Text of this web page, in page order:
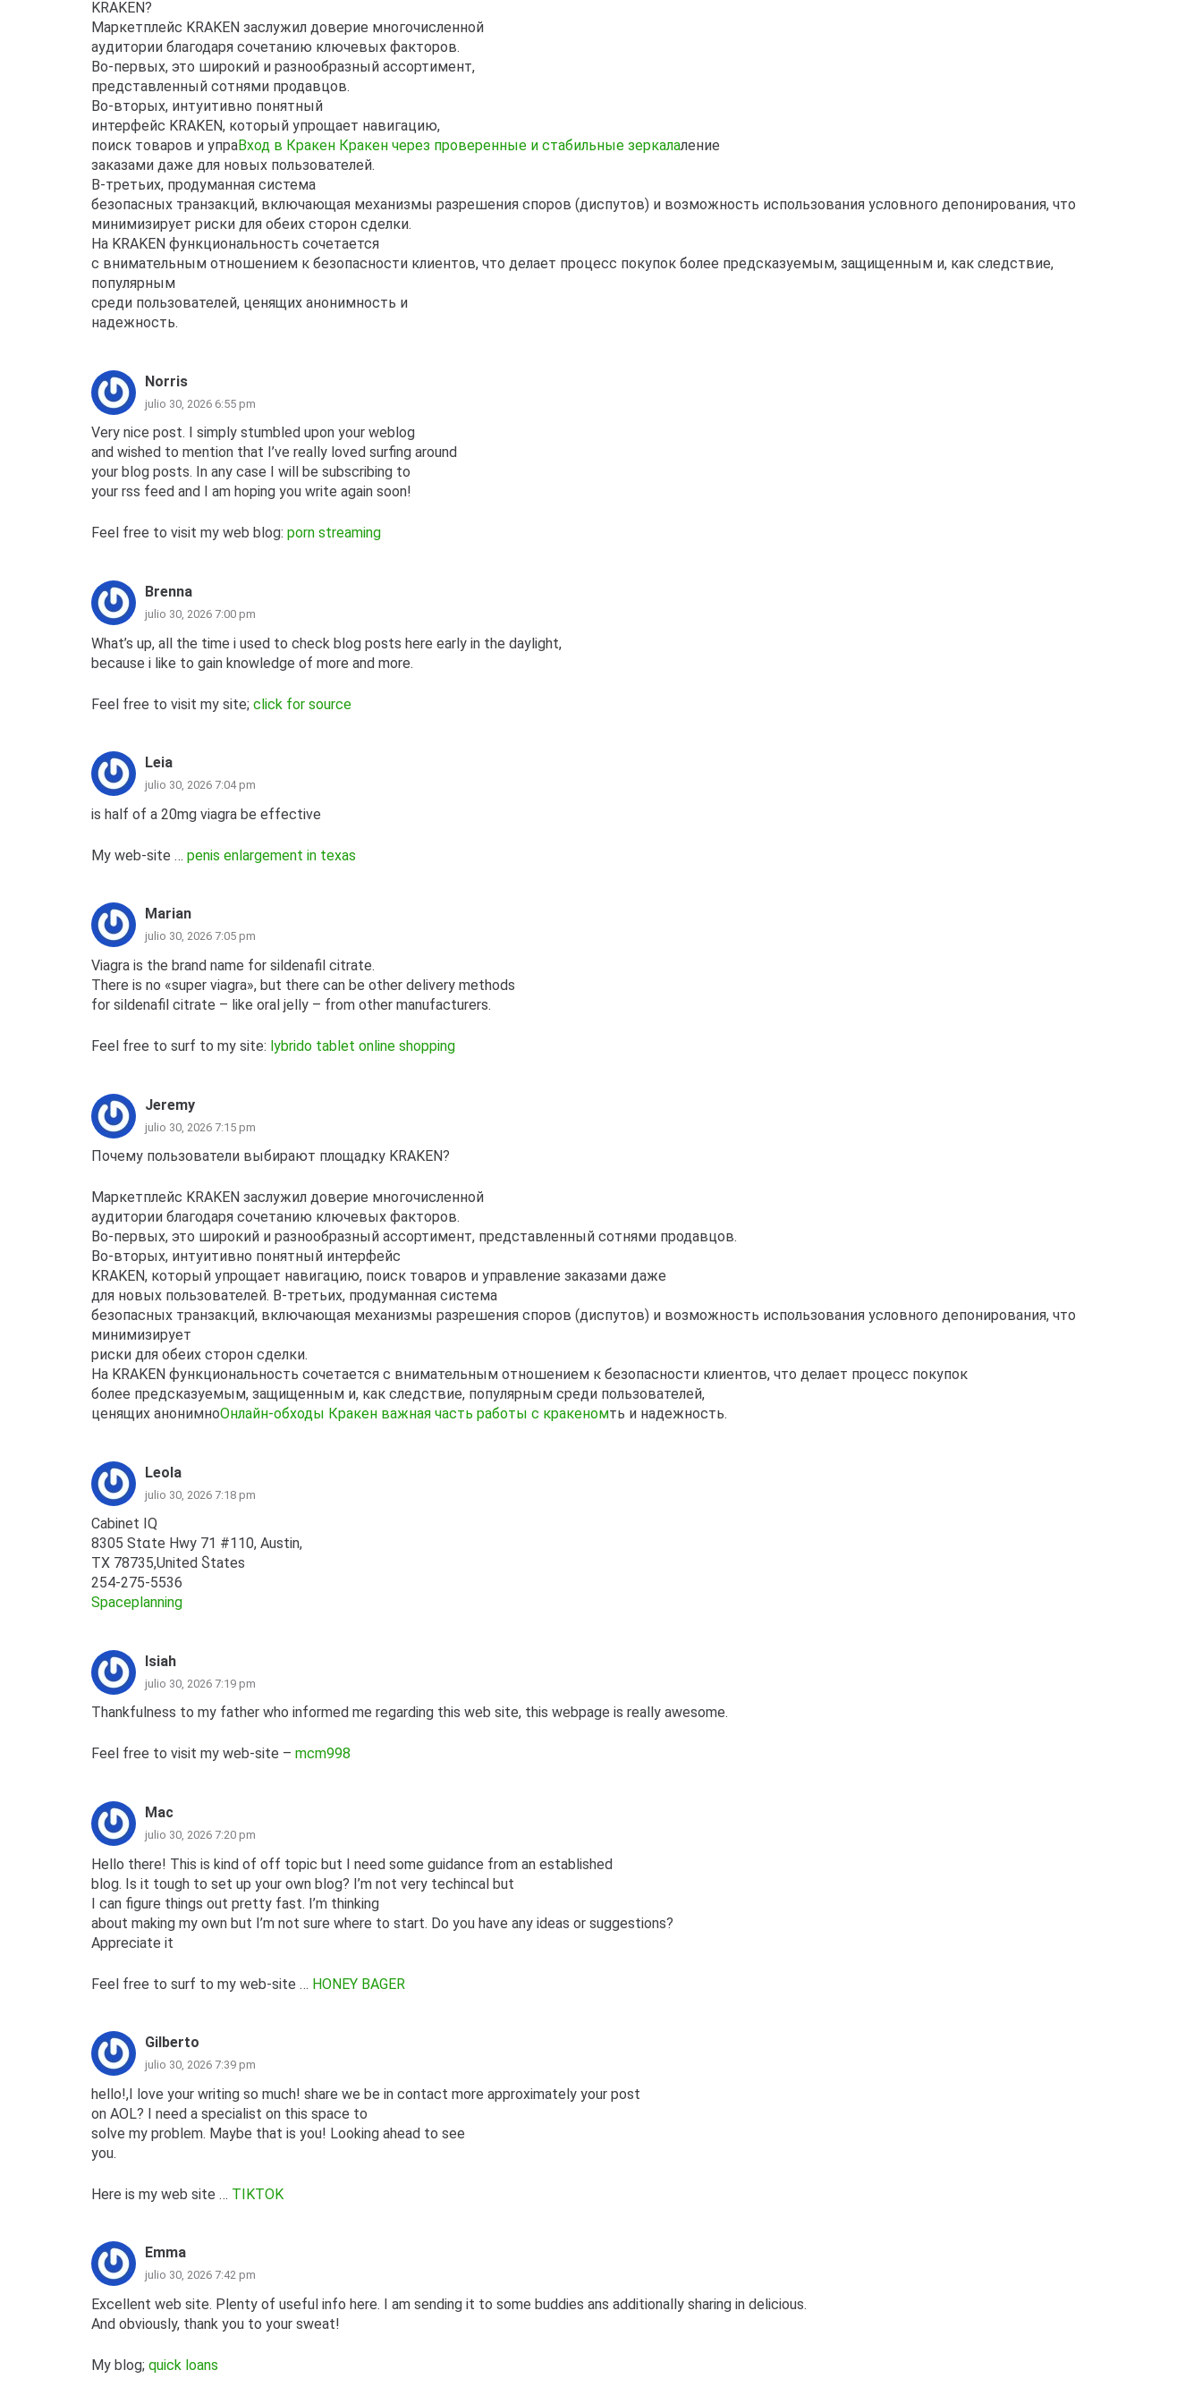
KRAKEN?
Маркетплейс KRAKEN заслужил доверие многочисленной
аудитории благодаря сочетанию ключевых факторов.
Во-первых, это широкий и разнообразный ассортимент,
представленный сотнями продавцов.
Во-вторых, интуитивно понятный
интерфейс KRAKEN, который упрощает навигацию,
поиск товаров и упраВход в Кракен Кракен через проверенные и стабильные зеркалаление
заказами даже для новых пользователей.
В-третьих, продуманная система
безопасных транзакций, включающая механизмы разрешения споров (диспутов) и возможность использования условного депонирования, что
минимизирует риски для обеих сторон сделки.
На KRAKEN функциональность сочетается
с внимательным отношением к безопасности клиентов, что делает процесс покупок более предсказуемым, защищенным и, как следствие,
популярным
среди пользователей, ценящих анонимность и
надежность.
Norris
julio 30, 2026 6:55 pm
Very nice post. I simply stumbled upon your weblog
and wished to mention that I’ve really loved surfing around
your blog posts. In any case I will be subscribing to
your rss feed and I am hoping you write again soon!
Feel free to visit my web blog: porn streaming
Brenna
julio 30, 2026 7:00 pm
What’s up, all the time i used to check blog posts here early in the daylight,
because i like to gain knowledge of more and more.
Feel free to visit my site; click for source
Leia
julio 30, 2026 7:04 pm
is half of a 20mg viagra be effective
My web-site … penis enlargement in texas
Marian
julio 30, 2026 7:05 pm
Viagra is the brand name for sildenafil citrate.
There is no «super viagra», but there can be other delivery methods
for sildenafil citrate – like oral jelly – from other manufacturers.
Feel free to surf to my site: lybrido tablet online shopping
Jeremy
julio 30, 2026 7:15 pm
Почему пользователи выбирают площадку KRAKEN?
Маркетплейс KRAKEN заслужил доверие многочисленной
аудитории благодаря сочетанию ключевых факторов.
Во-первых, это широкий и разнообразный ассортимент, представленный сотнями продавцов.
Во-вторых, интуитивно понятный интерфейс
KRAKEN, который упрощает навигацию, поиск товаров и управление заказами даже
для новых пользователей. В-третьих, продуманная система
безопасных транзакций, включающая механизмы разрешения споров (диспутов) и возможность использования условного депонирования, что
минимизирует
риски для обеих сторон сделки.
На KRAKEN функциональность сочетается с внимательным отношением к безопасности клиентов, что делает процесс покупок
более предсказуемым, защищенным и, как следствие, популярным среди пользователей,
ценящих анонимноОнлайн-обходы Кракен важная часть работы с кракеномть и надежность.
Leola
julio 30, 2026 7:18 pm
Cabinet IQ
8305 Stɑte Hwy 71 #110, Austin,
TX 78735,United Ⴝtates
254-275-5536
Spaceplanning
Isiah
julio 30, 2026 7:19 pm
Thankfulness to my father who informed me regarding this web site, this webpage is really awesome.
Feel free to visit my web-site – mcm998
Mac
julio 30, 2026 7:20 pm
Hello there! This is kind of off topic but I need some guidance from an established
blog. Is it tough to set up your own blog? I’m not very techincal but
I can figure things out pretty fast. I’m thinking
about making my own but I’m not sure where to start. Do you have any ideas or suggestions?
Appreciate it
Feel free to surf to my web-site … HONEY BAGER
Gilberto
julio 30, 2026 7:39 pm
hello!,I love your writing so much! share we be in contact more approximately your post
on AOL? I need a specialist on this space to
solve my problem. Maybe that is you! Looking ahead to see
you.
Here is my web site … TIKTOK
Emma
julio 30, 2026 7:42 pm
Excellent web site. Plenty of useful info here. I am sending it to some buddies ans additionally sharing in delicious.
And obviously, thank you to your sweat!
My blog; quick loans